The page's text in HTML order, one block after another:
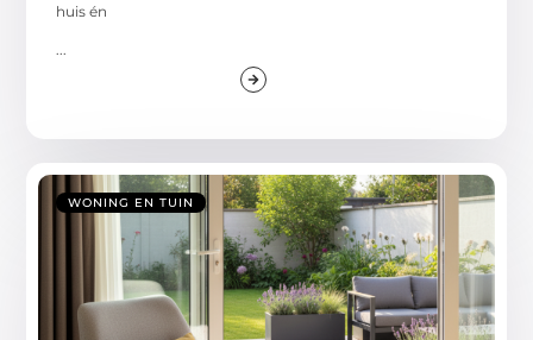
huis én
...
WONING EN TUIN